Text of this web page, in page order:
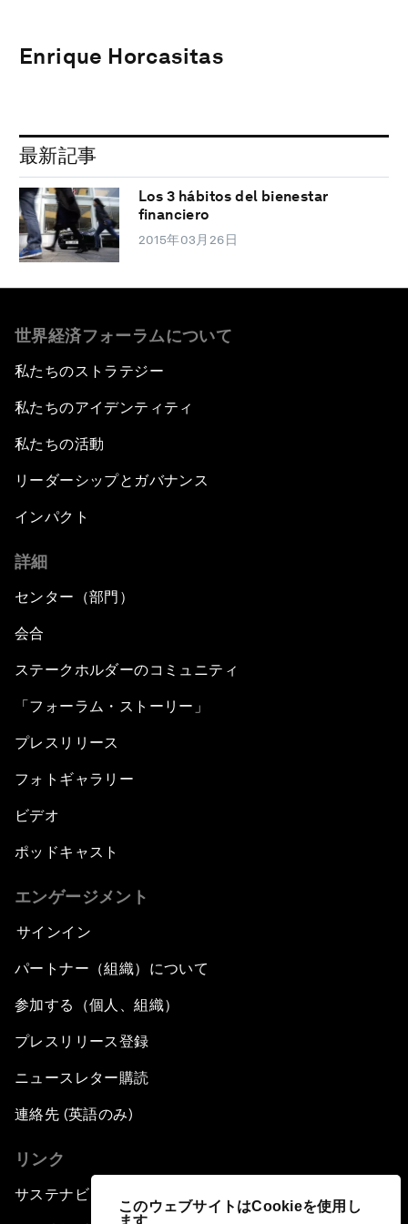
このウェブサイトはCookieを使用し
ます
Enrique Horcasitas
最新記事
Los 3 hábitos del bienestar
financiero
2015年03月26日
世界経済フォーラムについて
私たちのストラテジー
私たちのアイデンティティ
私たちの活動
リーダーシップとガバナンス
インパクト
詳細
センター（部門）
会合
ステークホルダーのコミュニティ
「フォーラム・ストーリー」
プレスリリース
フォトギャラリー
ビデオ
ポッドキャスト
エンゲージメント
サインイン
パートナー（組織）について
参加する（個人、組織）
プレスリリース登録
ニュースレター購読
連絡先 (英語のみ)
リンク
サステナビリティへの取り組み